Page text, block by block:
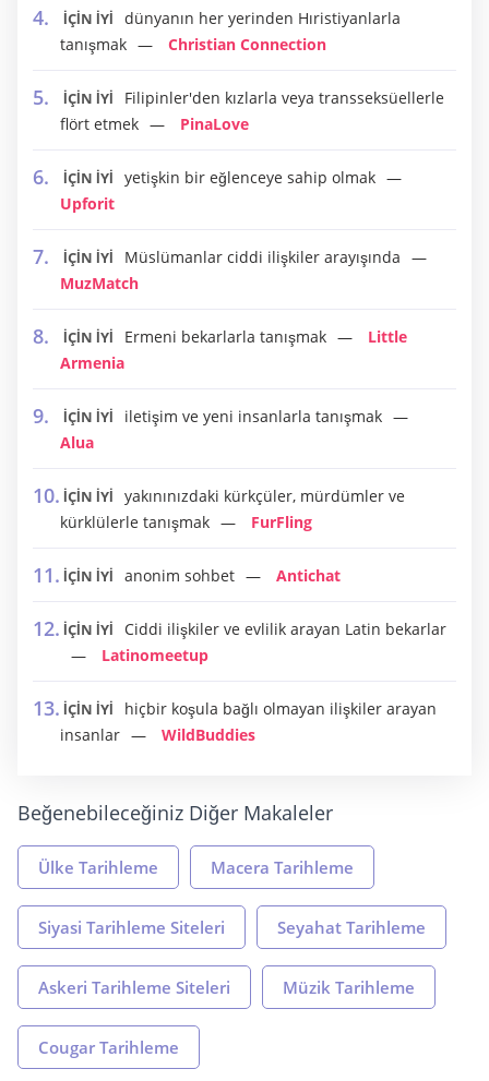
İÇİN İYİ
dünyanın her yerinden Hıristiyanlarla
tanışmak
Christian Connection
İÇİN İYİ
Filipinler'den kızlarla veya transseksüellerle
flört etmek
PinaLove
İÇİN İYİ
yetişkin bir eğlenceye sahip olmak
Upforit
İÇİN İYİ
Müslümanlar ciddi ilişkiler arayışında
MuzMatch
İÇİN İYİ Ermeni bekarlarla tanışmak
Little
Armenia
İÇİN İYİ
iletişim ve yeni insanlarla tanışmak
Alua
İÇİN İYİ
yakınınızdaki kürkçüler, mürdümler ve
kürklülerle tanışmak
FurFling
İÇİN İYİ anonim sohbet Antichat
İÇİN İYİ
Ciddi ilişkiler ve evlilik arayan Latin bekarlar
Latinomeetup
İÇİN İYİ
hiçbir koşula bağlı olmayan ilişkiler arayan
insanlar
WildBuddies
Beğenebileceğiniz Diğer Makaleler
Ülke Tarihleme Macera Tarihleme
Siyasi Tarihleme Siteleri Seyahat Tarihleme
Askeri Tarihleme Siteleri Müzik Tarihleme
Cougar Tarihleme